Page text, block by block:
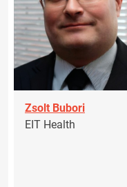
Zsolt Bubori
EIT Health